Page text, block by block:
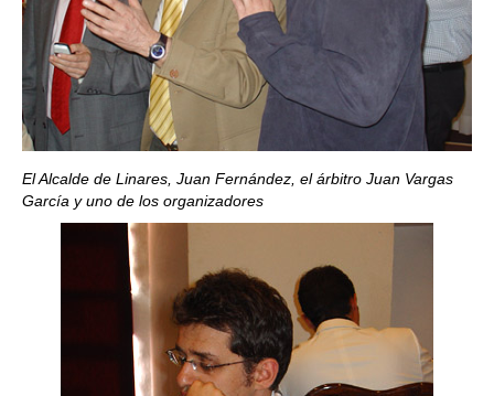
El Alcalde de Linares, Juan Fernández, el árbitro Juan Vargas
García y uno de los organizadores